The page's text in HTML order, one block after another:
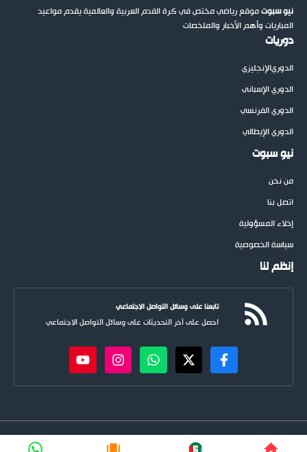
نيو سبوتموقع رياضي مختص في كرة القدم العربية والعالمية يقدم مواعيد
المباريات وأهم الأخبار والملخصات
دوريات
الدوريالإنجليزي
الدوري الإسباني
الدوري الفرنسي
الدوري الإيطالي
نيو سبوت
من نحن
اتصل بنا
إخلاء المسؤولية
سياسة الخصوصية
إنظم لنا
تابعنا على وسائل التواصل الاجتماعي
احصل على آخر التحديثات على وسائل التواصل الاجتماعي
newspoots.com • جميع الحقوق © محفوظة لموقع